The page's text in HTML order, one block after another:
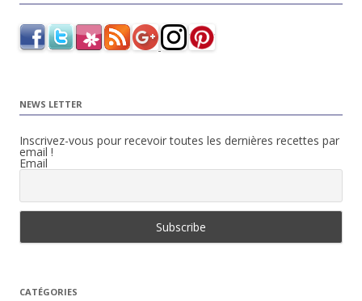
NEWS LETTER
Inscrivez-vous pour recevoir toutes les dernières recettes par
email !
Email
CATÉGORIES